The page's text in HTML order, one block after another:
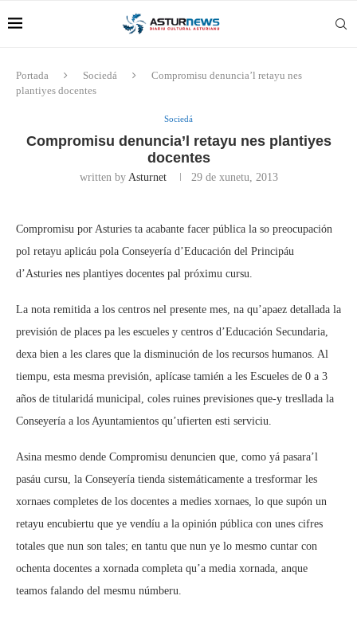
Portada Sociedá
Compromisu denuncia’l retayu nes
plantiyes docentes
Sociedá
Compromisu denuncia’l retayu nes plantiyes
docentes
written by Asturnet 29 de xunetu, 2013
Compromisu por Asturies ta acabante facer pública la so preocupación
pol retayu aplicáu pola Conseyería d’Educación del Principáu
d’Asturies nes plantiyes docentes pal próximu cursu.
La nota remitida a los centros nel presente mes, na qu’apaez detallada la
previsión de places pa les escueles y centros d’Educación Secundaria,
dexa bien a les clares que la disminución de los recursos humanos. Al
tiempu, esta mesma previsión, aplícase tamién a les Escueles de 0 a 3
años de titularidá municipal, coles ruines previsiones que-y tresllada la
Conseyería a los Ayuntamientos qu’ufierten esti serviciu.
Asina mesmo dende Compromisu denuncien que, como yá pasara’l
pasáu cursu, la Conseyería tienda sistemáticamente a tresformar les
xornaes completes de los docentes a medies xornaes, lo que supón un
retayu encubiertu que ye vendíu a la opinión pública con unes cifres
totales que nun son tales; en tantu que nun ye lo mesmo cuntar con
ochenta docentes a xornada completa qu’a media xornada, anque
teamos falando del mesmu númberu.